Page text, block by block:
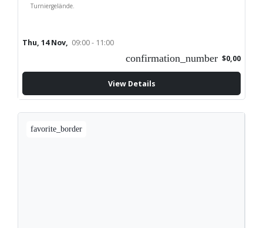
Turniergelände.
Thu, 14 Nov, 09:00 - 11:00
confirmation_number $0,00
View Details
favorite_border